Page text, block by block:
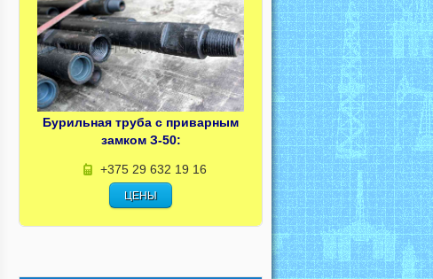
Бурильная труба с приварным
замком З-50:
+375 29 632 19 16
ЦЕНЫ